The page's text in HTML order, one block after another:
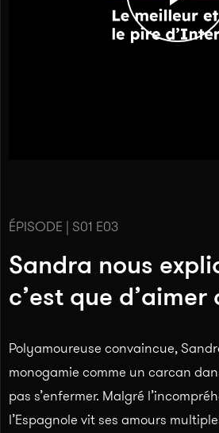
ÉPISODE | S01 E03
Sandra nous
c’est que
Polyamoureuse convaincue,
monogamie comme un carcan
pas s’enfermer. Malgré
l’Espagnole vit ses amours